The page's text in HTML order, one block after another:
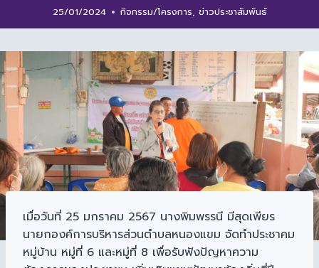
25/01/2024 กิจกรรม/โครงการ, ข่าวประชาสัมพันธ์
เมื่อวันที่ 25 มกราคม 2567 นางพิมพรรนี มีสุดเพียร
นายกองค์การบริหารส่วนตำบลหนองแขม จัดทำประชาคม
หมู่บ้าน หมู่ที่ 6 และหมู่ที่ 8 เพื่อรับฟังปัญหาความ